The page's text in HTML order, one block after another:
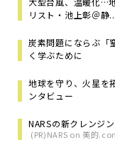
リスト・池上彰＠静
炭素問題にならぶ
く学ぶために
地球を守り、火星を
ンタビュー
NARSの新クレンジ
(PR)NARS on 美的